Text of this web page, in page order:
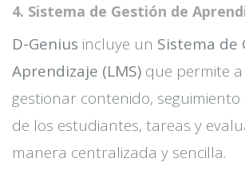
4. Sistema de Gestión de
D-Genius incluye un Sistema de
Aprendizaje (LMS) que permite
gestionar contenido,
de los estudiantes, tareas y
manera centralizada y sencilla.